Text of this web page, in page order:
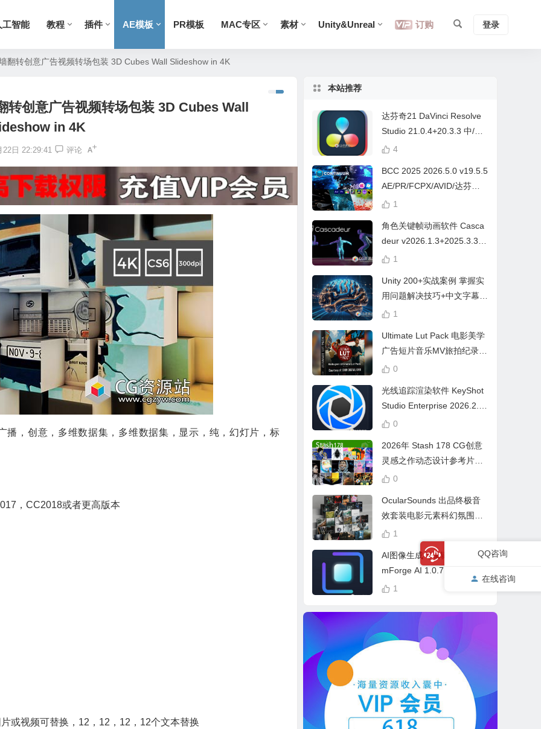
工智能 教程 插件 AE模板 PR模板 MAC专区 素材 Unity&Unreal 订购 登录
翻转创意广告视频转场包装 3D Cubes Wall Slideshow in 4K
转创意广告视频转场包装 3D Cubes Wall
in 4K
22日 22:29:41 评论
播，创意，多维数据集，多维数据集，显示，纯，幻灯片，标
，CC2018或者更高版本
或视频可替换，12，12，12，12个文本替换
本站推荐
达芬奇21 DaVinci Resolve
Studio 21.0.4+20.3.3 中/英
文 Win/Mac
4
BCC 2025 2026.5.0 v19.5.5
AE/PR/FCPX/AVID/达芬奇
视频特效插件Continuum Wi
1
角色关键帧动画软件 Casca
deur v2026.1.3+2025.3.3
Win/Mac+中文字幕教程
1
Unity 200+实战案例 掌握实
用问题解决技巧+中文字幕 L
earn Problem Solving
1
Ultimate Lut Pack 电影美学
广告短片音乐MV旅拍纪录片
视频调色预设
0
光线追踪渲染软件 KeyShot
Studio Enterprise 2026.2.1
Win中文版
0
2026年 Stash 178 CG创意
灵感之作动态设计参考片广
告视频动画短片合集
0
OcularSounds 出品终极音
效套装电影元素科幻氛围冲
击无人机音效素材包 Full Ac
cess Bundle
1
AI图像生成与编辑软件 Drea
mForge AI 1.0.7 中英文多
语言 Win 本地离线运行
1
QQ咨询
在线咨询